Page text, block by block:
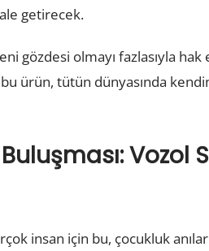
getirecek.
gözdesi olmayı fazlasıyla hak
ürün, tütün dünyasında
Vozol
insan için bu, çocukluk